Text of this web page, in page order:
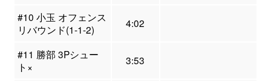
#10 小玉 オフェンス
リバウンド(1-1-2)
4:02
#11 勝部 3Pシュー
ト×
3:53